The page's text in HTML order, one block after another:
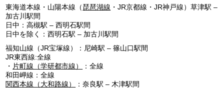
東海道本線・山陽本線（琵琶湖線 ・JR京都線・JR神戸線）草津駅 –
加古川駅間
日中：高槻駅 – 西明石駅間
日中を除く：西明石駅 – 加古川駅間
福知山線（JR宝塚線）：尼崎駅 – 篠山口駅間
JR東西線:全線
・ 片町線（学研都市線）
：全線
和田岬線：全線
関西本線（大和路線）
：奈良駅 – 木津駅間